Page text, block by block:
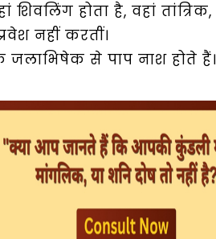
शिवलिंग होता है, वहां
नहीं करतीं।
जलाभिषेक से पाप नाश होते